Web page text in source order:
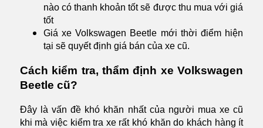
nào có thanh khoản tốt sẽ được thu mua với giá
tốt
Giá xe Volkswagen Beetle mới thời điểm hiện
tại sẽ quyết định giá bán của xe cũ.
Cách kiểm tra, thẩm định xe Volkswagen
Beetle cũ?
Đây là vấn đề khó khăn nhất của người mua xe cũ
khi mà việc kiểm tra xe rất khó khăn do khách hàng ít